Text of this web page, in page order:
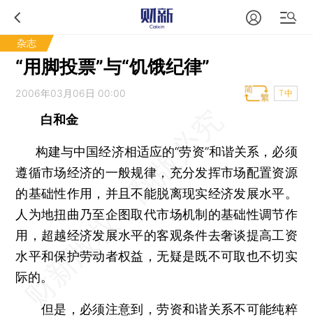
杂志
“用脚投票”与“饥饿纪律”
2006年03月06日 00:00 T中
白和金
构建与中国经济相适应的“劳资”和谐关系，必须
遵循市场经济的一般规律，充分发挥市场配置资源
的基础性作用，并且不能脱离现实经济发展水平。
人为地扭曲乃至企图取代市场机制的基础性调节作
用，超越经济发展水平的客观条件去奢谈提高工资
水平和保护劳动者权益，无疑是既不可取也不切实
际的。
但是，必须注意到，劳资和谐关系不可能纯粹